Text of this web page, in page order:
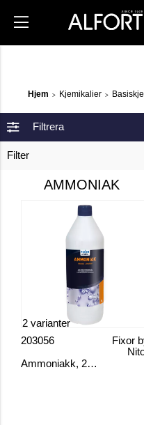
Hjem > Kjemikalier >
Filtrera
Filter
AMMONIAK
Ammoniakk, 24,5 %
Fixor
203056
2 varianter